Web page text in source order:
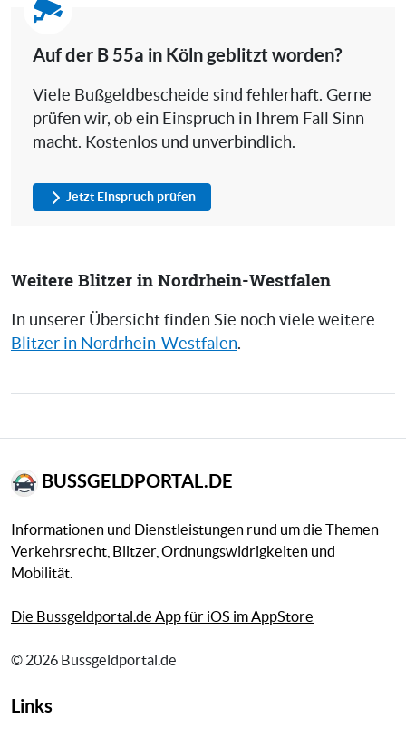
Auf der B 55a in Köln geblitzt worden?
Viele Bußgeldbescheide sind fehlerhaft. Gerne
prüfen wir, ob ein Einspruch in Ihrem Fall Sinn
macht. Kostenlos und unverbindlich.
Jetzt Einspruch prüfen
Weitere Blitzer in Nordrhein-Westfalen
In unserer Übersicht finden Sie noch viele weitere
Blitzer in Nordrhein-Westfalen.
BUSSGELDPORTAL.DE
Informationen und Dienstleistungen rund um die Themen
Verkehrsrecht, Blitzer, Ordnungswidrigkeiten und
Mobilität.
Die Bussgeldportal.de App für iOS im AppStore
© 2026 Bussgeldportal.de
Links